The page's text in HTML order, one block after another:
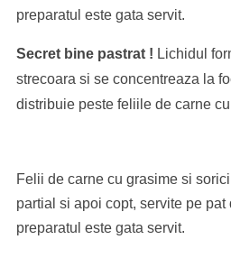
preparatul este gata servit.
Secret bine pastrat ! Lichidul
strecoara si se concentreaza la
distribuie peste feliile de carne
Felii de carne cu grasime si
partial si apoi copt, servite pe
preparatul este gata servit.